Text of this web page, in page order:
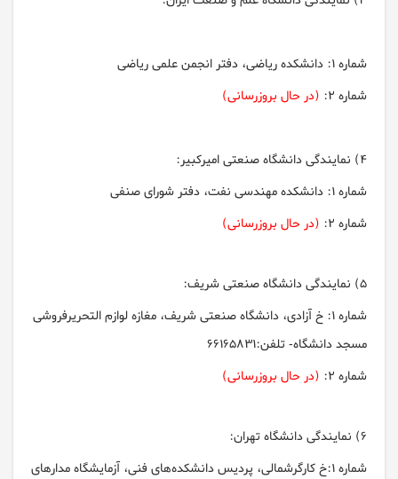
شماره 1: دانشکده ریاضی، دفتر انجمن علمی ریاضی
شماره 2:
(در حال بروزرسانی)
4) نمايندگی دانشگاه صنعتی اميركبير:
شماره 1:
دانشکده مهندسی نفت، دفتر شورای صنفی
شماره 2:
(در حال بروزرسانی)
5) نمايندگی دانشگاه صنعتی شريف:
شماره 1: خ آزادی، دانشگاه صنعتی شريف، مغازه لوازم التحريرفروشی
مسجد دانشگاه- تلفن:66165831
شماره 2:
(در حال بروزرسانی)
6) نمايندگی دانشگاه تهران:
شماره 1:خ كارگرشمالی، پرديس دانشكده‌های فنی، آزمايشگاه مدارهای